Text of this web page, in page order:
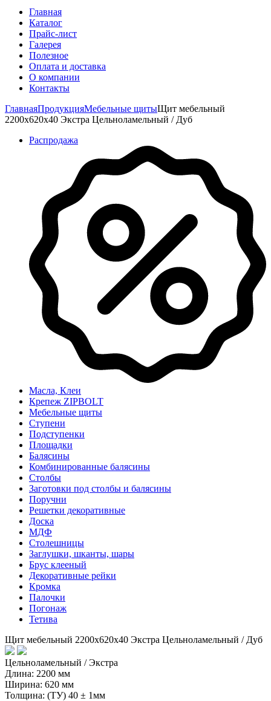
Главная
Каталог
Прайс-лист
Галерея
Полезное
Оплата и доставка
О компании
Контакты
ГлавнаяПродукцияМебельные щитыЩит мебельный
2200х620х40 Экстра Цельноламельный / Дуб
Распродажа
Масла, Клеи
Крепеж ZIPBOLT
Мебельные щиты
Ступени
Подступенки
Площадки
Балясины
Комбинированные балясины
Столбы
Заготовки под столбы и балясины
Поручни
Решетки декоративные
Доска
МДФ
Столешницы
Заглушки, шканты, шары
Брус клееный
Декоративные рейки
Кромка
Палочки
Погонаж
Тетива
Щит мебельный 2200х620х40 Экстра Цельноламельный / Дуб
Цельноламельный / Экстра
Длина: 2200 мм
Ширина: 620 мм
Толщина: (ТУ) 40 ± 1мм